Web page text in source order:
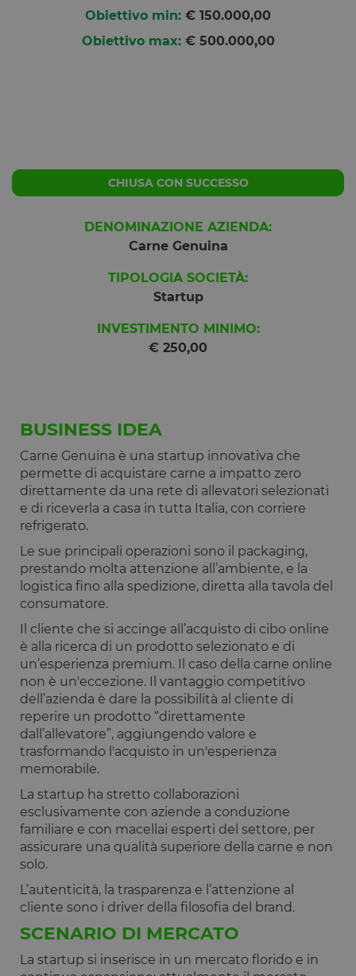
Obiettivo min: € 150.000,00
Obiettivo max:€ 500.000,00
CHIUSA CON SUCCESSO
DENOMINAZIONE AZIENDA:
Carne Genuina
TIPOLOGIA SOCIETÀ:
Startup
INVESTIMENTO MINIMO:
€ 250,00
BUSINESS IDEA
Carne Genuina è una startup innovativa che
permette di acquistare carne a impatto zero
direttamente da una rete di allevatori selezionati
e di riceverla a casa in tutta Italia, con corriere
refrigerato.
Le sue principali operazioni sono il packaging,
prestando molta attenzione all’ambiente, e la
logistica fino alla spedizione, diretta alla tavola del
consumatore.
Il cliente che si accinge all’acquisto di cibo online
è alla ricerca di un prodotto selezionato e di
un’esperienza premium. Il caso della carne online
non è un'eccezione. Il vantaggio competitivo
dell’azienda è dare la possibilità al cliente di
reperire un prodotto “direttamente
dall’allevatore”, aggiungendo valore e
trasformando l'acquisto in un'esperienza
memorabile.
La startup ha stretto collaborazioni
esclusivamente con aziende a conduzione
familiare e con macellai esperti del settore, per
assicurare una qualità superiore della carne e non
solo.
L’autenticità, la trasparenza e l’attenzione al
cliente sono i driver della filosofia del brand.
SCENARIO DI MERCATO
La startup si inserisce in un mercato florido e in